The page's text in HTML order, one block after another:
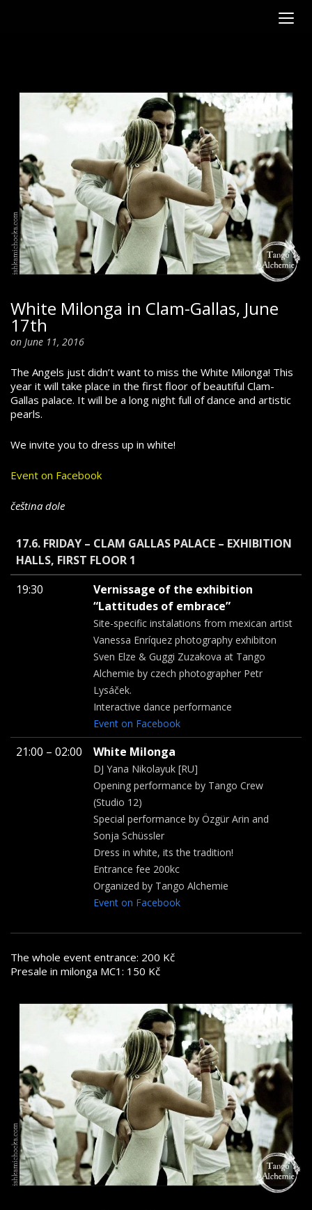
White Milonga in Clam-Gallas, June
17th
on June 11, 2016
The Angels just didn’t want to miss the White Milonga! This
year it will take place in the first floor of beautiful Clam-
Gallas palace. It will be a long night full of dance and artistic
pearls.
We invite you to dress up in white!
Event on Facebook
čeština dole
17.6. FRIDAY – CLAM GALLAS PALACE – EXHIBITION
HALLS, FIRST FLOOR 1
19:30
Vernissage of the exhibition
“Lattitudes of embrace”
Site-specific instalations from mexican artist
Vanessa Enríquez photography exhibiton
Sven Elze & Guggi Zuzakova at Tango
Alchemie by czech photographer Petr
Lysáček.
Interactive dance performance
Event on Facebook
21:00 – 02:00 White Milonga
DJ Yana Nikolayuk [RU]
Opening performance by Tango Crew
(Studio 12)
Special performance by Özgür Arin and
Sonja Schüssler
Dress in white, its the tradition!
Entrance fee 200kc
Organized by Tango Alchemie
Event on Facebook
The whole event entrance: 200 Kč
Presale in milonga MC1: 150 Kč